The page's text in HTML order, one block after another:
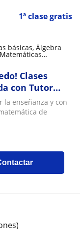
1ª clase gratis
básicas, Álgebra
Clases
con Tutor
la enseñanza y con
de